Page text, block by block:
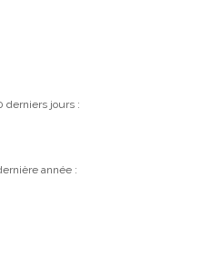
derniers jours :
année :